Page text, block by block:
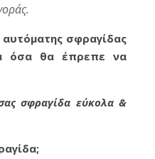
σφραγίδας
όσα θα έπρεπε να
σφραγίδα εύκολα &